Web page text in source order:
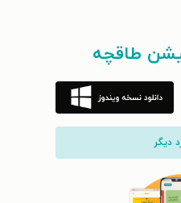
طاقچه
دیگر